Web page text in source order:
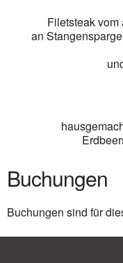
Filetsteak
an
Buchungen
Buchungen sind für